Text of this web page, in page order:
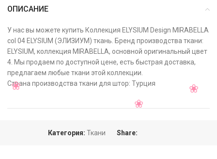
ОПИСАНИЕ
У нас вы можете купить Коллекция ELYSIUM Design MIRABELLA
col 04 ELYSIUM (ЭЛИЗИУМ) ткань. Бренд производства ткани:
ELYSIUM, коллекция MIRABELLA, основной оригинальный цвет
4. Мы продаем по доступной цене, есть быстрая доставка,
предлагаем любые ткани этой коллекции.
Страна производства ткани для штор: Турция
Категория: Ткани Share: